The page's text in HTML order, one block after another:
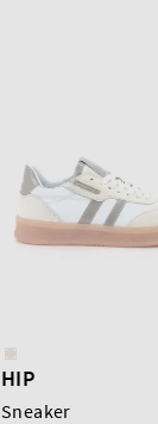
HIP
Sneaker